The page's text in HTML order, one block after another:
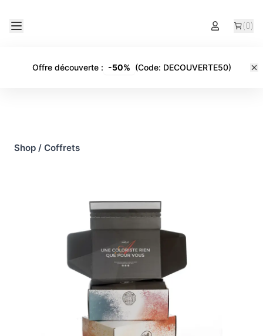
(0)
Offre découverte: -50% (Code: DECOUVERTE50)
Shop / Coffrets